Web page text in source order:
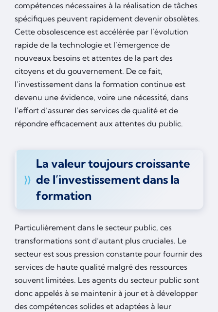
compétences nécessaires à la réalisation de tâches
spécifiques peuvent rapidement devenir obsolètes.
Cette obsolescence est accélérée par l’évolution
rapide de la technologie et l’émergence de
nouveaux besoins et attentes de la part des
citoyens et du gouvernement. De ce fait,
l’investissement dans la formation continue est
devenu une évidence, voire une nécessité, dans
l’effort d’assurer des services de qualité et de
répondre efficacement aux attentes du public.
La valeur toujours croissante
de l’investissement dans la
formation
Particulièrement dans le secteur public, ces
transformations sont d’autant plus cruciales. Le
secteur est sous pression constante pour fournir des
services de haute qualité malgré des ressources
souvent limitées. Les agents du secteur public sont
donc appelés à se maintenir à jour et à développer
des compétences solides et adaptées à leur